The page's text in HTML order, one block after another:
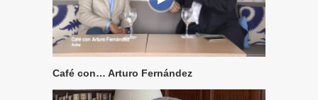
Café con… Arturo Fernández